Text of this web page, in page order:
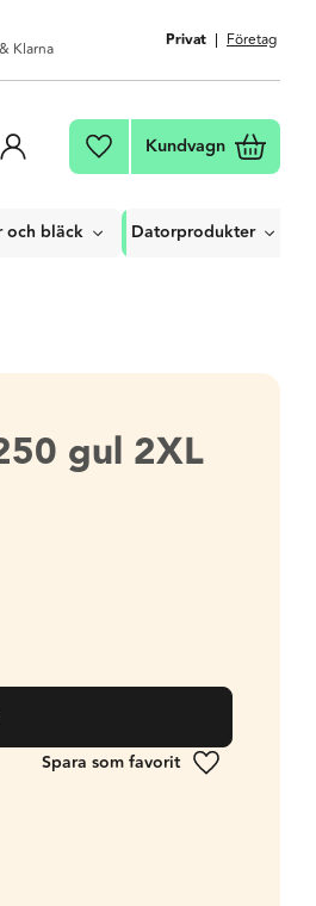
Klarna Privat Företag
Favoriter
Kundvagn
och bläck Datorprodukter
gul 2XL
Lägg till i